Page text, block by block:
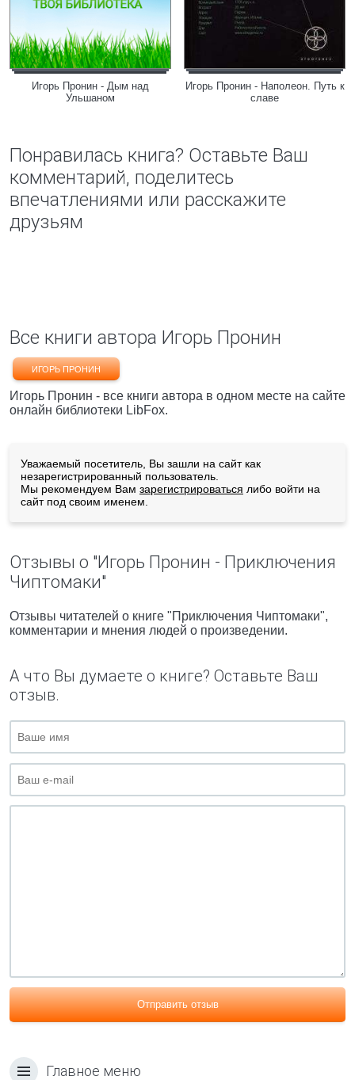
Игорь Пронин - Дым над
Ульшаном
Игорь Пронин - Наполеон. Путь к
славе
Понравилась книга? Оставьте Ваш
комментарий, поделитесь
впечатлениями или расскажите
друзьям
Все книги автора Игорь Пронин
ИГОРЬ ПРОНИН
Игорь Пронин - все книги автора в одном месте на сайте
онлайн библиотеки LibFox.
Уважаемый посетитель, Вы зашли на сайт как
незарегистрированный пользователь.
Мы рекомендуем Вам зарегистрироваться либо войти на
сайт под своим именем.
Отзывы о "Игорь Пронин - Приключения
Чиптомаки"
Отзывы читателей о книге "Приключения Чиптомаки",
комментарии и мнения людей о произведении.
А что Вы думаете о книге? Оставьте Ваш
отзыв.
Отправить отзыв
Главное меню